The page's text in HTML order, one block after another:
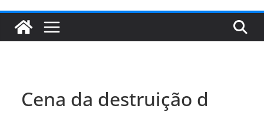
Cena da destruição d